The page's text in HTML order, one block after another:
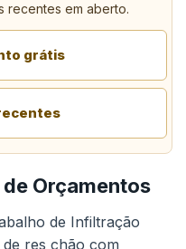
recentes em aberto.
grátis
Orçamentos
de Infiltração
res chão com